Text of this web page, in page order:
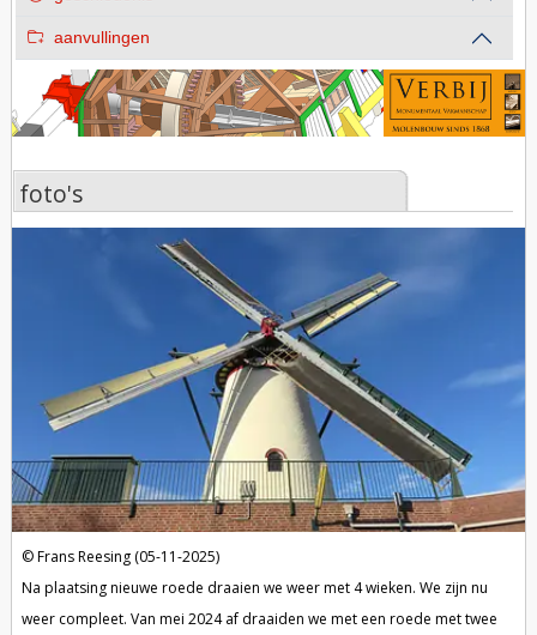
aanvullingen
foto's
Frans Reesing (05-11-2025)
Na plaatsing nieuwe roede draaien we weer met 4 wieken. We zijn nu
weer compleet. Van mei 2024 af draaiden we met een roede met twee